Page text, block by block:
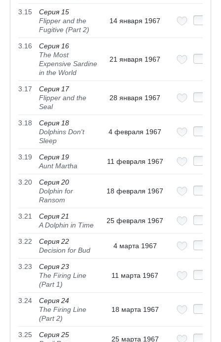
3.15
Серия 15
Flipper and the
Fugitive (Part 2)
14 января 1967
3.16
Серия 16
The Most
Expensive Sardine
in the World
21 января 1967
3.17
Серия 17
Flipper and the
Seal
28 января 1967
3.18
Серия 18
Dolphins Don't
Sleep
4 февраля 1967
3.19
Серия 19
Aunt Martha
11 февраля 1967
3.20
Серия 20
Dolphin for
Ransom
18 февраля 1967
3.21
Серия 21
A Dolphin in Time
25 февраля 1967
3.22
Серия 22
Decision for Bud
4 марта 1967
3.23
Серия 23
The Firing Line
(Part 1)
11 марта 1967
3.24
Серия 24
The Firing Line
(Part 2)
18 марта 1967
3.25
Серия 25
25 марта 1967